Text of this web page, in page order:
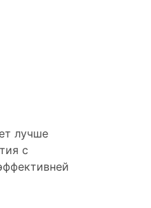
лучше
с